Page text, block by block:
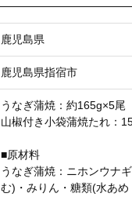
鹿児島県
鹿児島県指宿市
うなぎ蒲焼：約165g×5尾
山椒付き小袋蒲焼たれ：
■原材料
うなぎ蒲焼：ニホンウナ
む)・みりん・糖類(水あ